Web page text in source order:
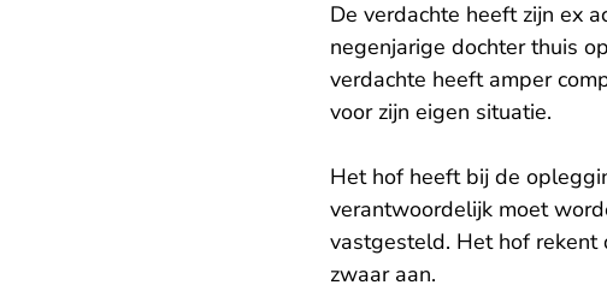
De verdachte heeft zijn ex
negenjarige dochter thuis
verdachte heeft amper
voor zijn eigen situatie.
Het hof heeft bij de
verantwoordelijk moet
vastgesteld. Het hof
zwaar aan.